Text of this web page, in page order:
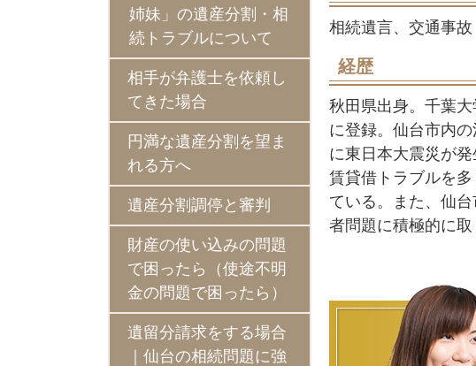
相続遺言、交通事故
経歴
秋田県出身。千葉
に登録。仙台市内
に東日本大震災が
賃貸借トラブルを
ている。また、仙
者問題に積極的に取
姉妹」の遺産分割・相
続トラブルについて
相手が弁護士を依頼し
てきた場合
円満な遺産分割を望ま
れる方へ
遺産分割調停と審判
財産の使い込みの問題
で困ったら（使途不明
金の問題で困ったら）
遺留分請求をする場合
｜仙台の相続問題に強